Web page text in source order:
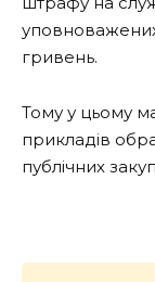
гривень.
Тому у цьому
прикладів
публічних